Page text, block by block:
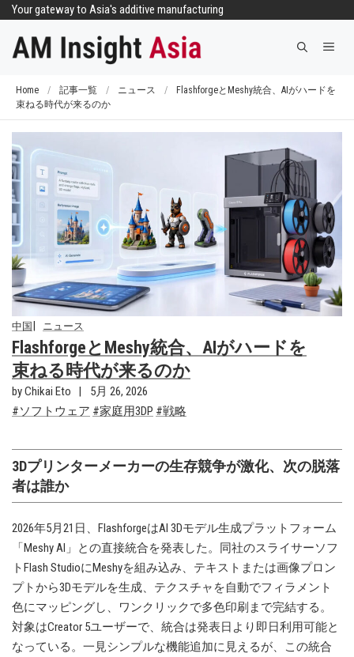
Your gateway to Asia's additive manufacturing
メ
ー
Home / 記事一覧 / ニュース /
FlashforgeとMeshy統合、AIがハードを
束ねる時代が来るのか
中国 ニュース
FlashforgeとMeshy統合、AIがハードを
束ねる時代が来るのか
by Chikai Eto
5月 26, 2026
ソフトウェア
家庭用3DP 戦略
3Dプリンターメーカーの生存競争が激化、次の脱落
者は誰か
2026年5月21日、FlashforgeはAI 3Dモデル生成プラットフォーム
「Meshy AI」との直接統合を発表した。同社のスライサーソフ
トFlash StudioにMeshyを組み込み、テキストまたは画像プロン
プトから3Dモデルを生成、テクスチャを自動でフィラメント
色にマッピングし、ワンクリックで多色印刷まで完結する。
対象はCreator 5ユーザーで、統合は発表日より即日利用可能と
なっている。一見シンプルな機能追加に見えるが、この統合